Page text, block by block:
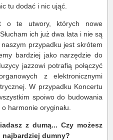
tu dodać i nic ująć.
o te utwory, których nowe
ich już dwa lata i nie są
przypadku jest skrótem
bardziej jako narzędzie do
jazzowi potrafią połączyć
z elektronicznymi
W przypadku Koncertu
spoiwo do budowania
harmonie oryginału.
z dumą... Czy możesz
najbardziej dumny?